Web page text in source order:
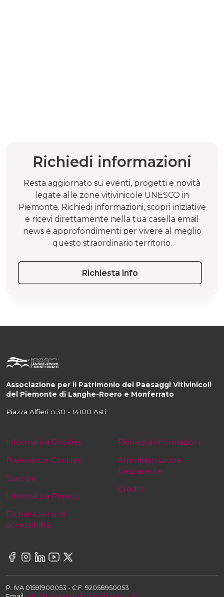
Richiedi informazioni
Resta aggiornato su eventi, progetti e novità
legate alle zone vitivinicole UNESCO in
Piemonte. Richiedi informazioni, scopri iniziative
e ricevi direttamente nella tua casella email
news e approfondimenti per vivere al meglio
questo straordinario territorio.
Richiesta info
Associazione per il Patrimonio dei Paesaggi Vitivinicoli
del Piemonte di Langhe-Roero e Monferrato
Piazza Alfieri n.30 - 14100 Asti
Informativa Cookies
Preferenze Cookies
Stampa
Informativa Privacy
Dichiarazione di
accessibilità
Richiesta informazioni
Amministrazione
trasparente
Credits
P. IVA 01591900053 - C.F. 92058950053